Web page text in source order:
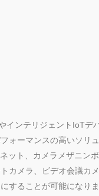
インテリジェントIoTデ
ォーマンスの高いソリ
ット、カメラメザニン
カメラ、ビデオ会議カ
することが可能になり